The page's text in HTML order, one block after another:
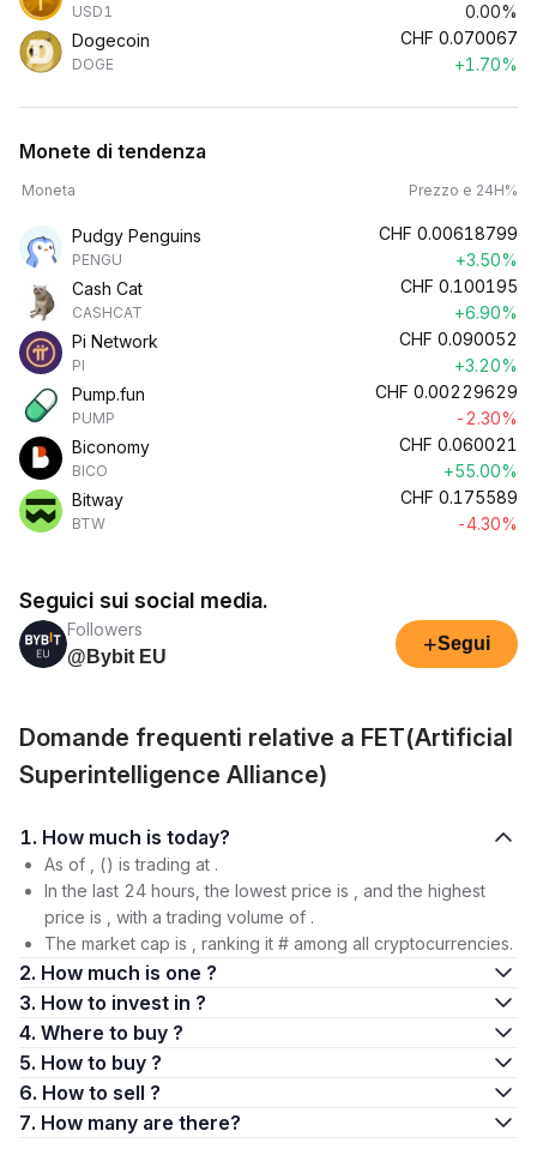
USD1
0.00%
Dogecoin
DOGE
CHF 0.070067
+1.70%
Monete di tendenza
Moneta Prezzo e 24H%
Pudgy Penguins
PENGU
CHF 0.00618799
+3.50%
Cash Cat
CASHCAT
CHF 0.100195
+6.90%
Pi Network
PI
CHF 0.090052
+3.20%
Pump.fun
PUMP
CHF 0.00229629
-2.30%
Biconomy
BICO
CHF 0.060021
+55.00%
Bitway
BTW
CHF 0.175589
-4.30%
Seguici sui social media.
Followers
@Bybit EU
+Segui
Domande frequenti relative a FET(Artificial
Superintelligence Alliance)
1. How much is today?
As of , () is trading at .
In the last 24 hours, the lowest price is , and the highest
price is , with a trading volume of .
The market cap is , ranking it # among all cryptocurrencies.
2. How much is one ?
3. How to invest in ?
4. Where to buy ?
5. How to buy ?
6. How to sell ?
7. How many are there?